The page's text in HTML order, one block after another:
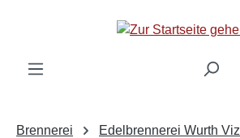
Brennerei
Edelbrennerei Wurth